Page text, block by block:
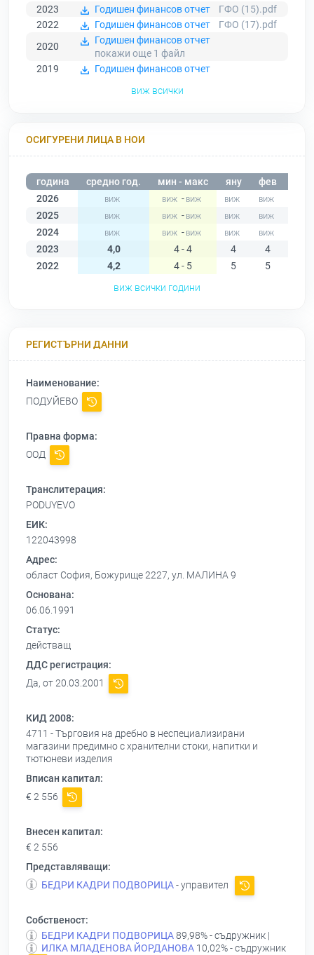
2023
Годишен финансов отчет
ГФО (15).pdf
2022
Годишен финансов отчет
ГФО (17).pdf
2020
Годишен финансов отчет
покажи още 1 файл
2019
Годишен финансов отчет
виж всички
ОСИГУРЕНИ ЛИЦА В НОИ
година средно год. мин - макс яну фев
2026
-
2025
-
2024
-
2023
4,0 4 - 4 4 4
2022
4,2 4 - 5 5 5
виж всички години
РЕГИСТЪРНИ ДАННИ
Наименование:
ПОДУЙЕВО
Правна форма:
ООД
Транслитерация:
PODUYEVO
ЕИК:
122043998
Адрес:
област София, Божурище 2227, ул. МАЛИНА 9
Основана:
06.06.1991
Статус:
действащ
ДДС регистрация:
Да, от 20.03.2001
КИД 2008:
4711 - Търговия на дребно в неспециализирани
магазини предимно с хранителни стоки, напитки и
тютюневи изделия
Вписан капитал:
€ 2 556
Внесен капитал:
€ 2 556
Представляващи:
БЕДРИ КАДРИ ПОДВОРИЦА- управител
Собственост:
БЕДРИ КАДРИ ПОДВОРИЦА89,98% - съдружник |
ИЛКА МЛАДЕНОВА ЙОРДАНОВА 10,02% - съдружник